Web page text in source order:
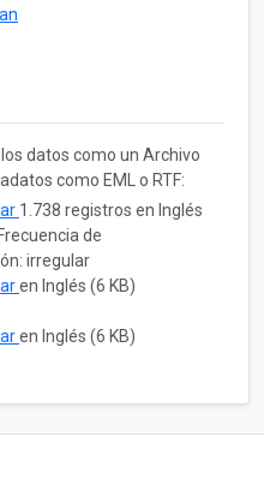
datos como un Archivo
como EML o RTF:
1.738 registros en Inglés
de
irregular
en Inglés (6 KB)
en Inglés (6 KB)